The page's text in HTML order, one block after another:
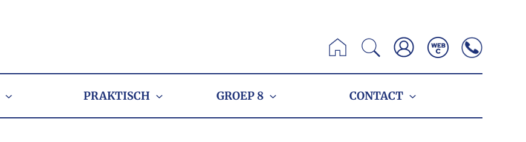
Zoeken
PRAKTISCH GROEP 8 CONTACT